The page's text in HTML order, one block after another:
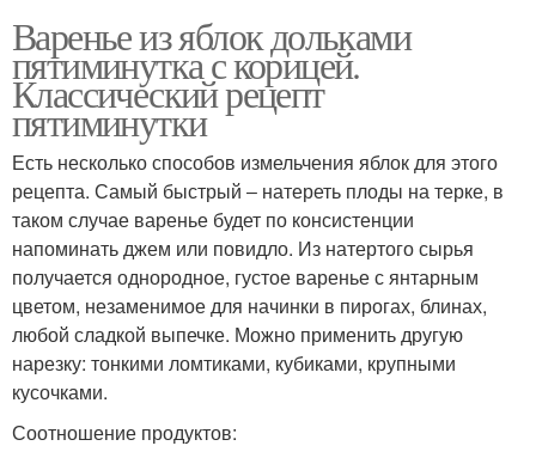
Варенье из яблок дольками
пятиминутка с корицей.
Классический рецепт
пятиминутки
Есть несколько способов измельчения яблок для этого
рецепта. Самый быстрый ‒ натереть плоды на терке, в
таком случае варенье будет по консистенции
напоминать джем или повидло. Из натертого сырья
получается однородное, густое варенье с янтарным
цветом, незаменимое для начинки в пирогах, блинах,
любой сладкой выпечке. Можно применить другую
нарезку: тонкими ломтиками, кубиками, крупными
кусочками.
Соотношение продуктов: